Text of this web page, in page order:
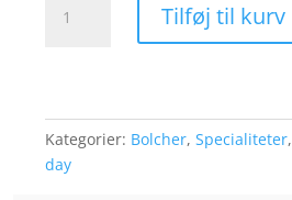
bolcher
Tilføj til kurv
Kategorier: Bolcher, Specialiteter,
day